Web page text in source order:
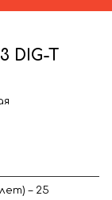
DIG-T
– 25